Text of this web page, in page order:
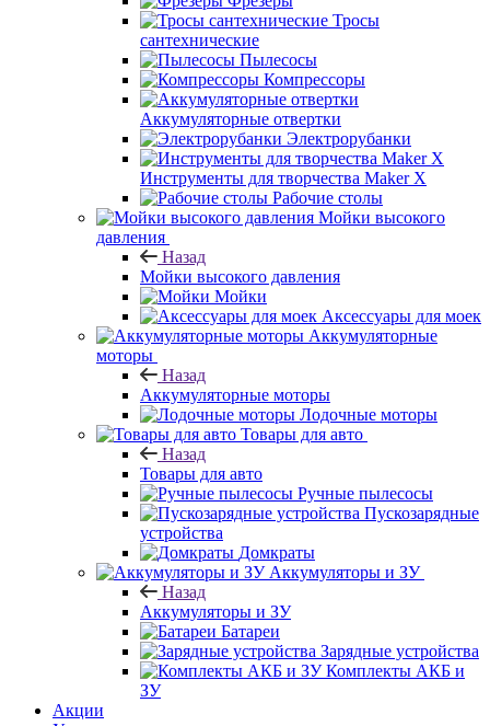
Тросы
сантехнические
Пылесосы
Компрессоры
Аккумуляторные отвертки
Электрорубанки
Инструменты для творчества Maker X
Рабочие столы
Мойки высокого
давления
Назад
Мойки высокого давления
Мойки
Аксессуары для моек
Аккумуляторные
моторы
Назад
Аккумуляторные моторы
Лодочные моторы
Товары для авто
Назад
Товары для авто
Ручные пылесосы
Пускозарядные
устройства
Домкраты
Аккумуляторы и ЗУ
Назад
Аккумуляторы и ЗУ
Батареи
Зарядные устройства
Комплекты АКБ и
ЗУ
Акции